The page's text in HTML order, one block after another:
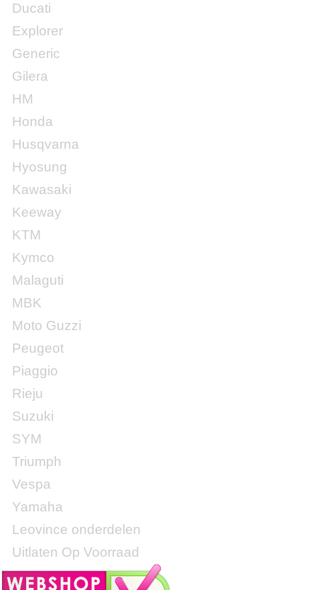
Ducati
Explorer
Generic
Gilera
HM
Honda
Husqvarna
Hyosung
Kawasaki
Keeway
KTM
Kymco
Malaguti
MBK
Moto Guzzi
Peugeot
Piaggio
Rieju
Suzuki
SYM
Triumph
Vespa
Yamaha
Leovince onderdelen
Uitlaten Op Voorraad